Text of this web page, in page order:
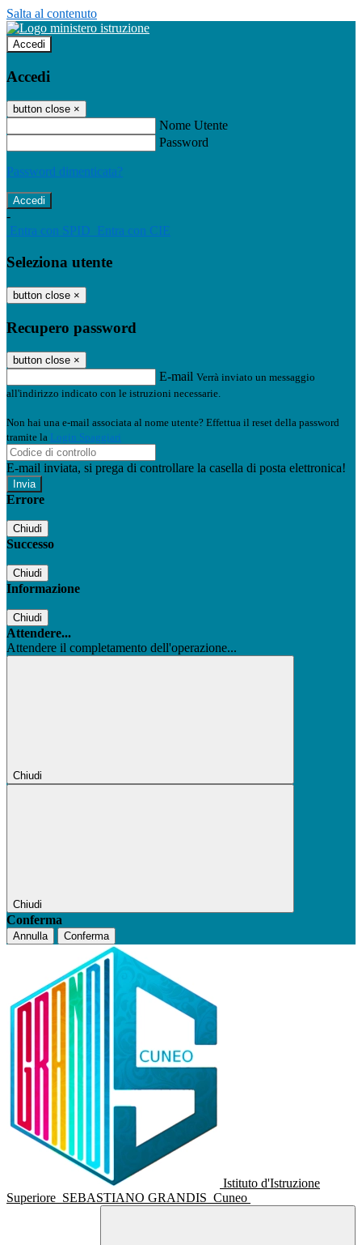
Salta al contenuto
Accedi
Accedi
button close ×
Nome Utente
Password
Password dimenticata?
-
Entra con SPID Entra con CIE
Seleziona utente
button close ×
Recupero password
button close ×
E-mail Verrà inviato un messaggio
all'indirizzo indicato con le istruzioni necessarie.
Non hai una e-mail associata al nome utente? Effettua il reset della password
tramite la Login Spaggiari
E-mail inviata, si prega di controllare la casella di posta elettronica!
Errore
Chiudi
Successo
Chiudi
Informazione
Chiudi
Attendere...
Attendere il completamento dell'operazione...
Chiudi
Chiudi
Conferma
Annulla Conferma
Istituto d'Istruzione
Superiore SEBASTIANO GRANDIS Cuneo